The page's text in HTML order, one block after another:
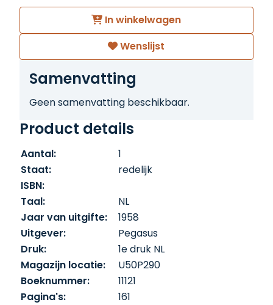
In winkelwagen
Wenslijst
Samenvatting
Geen samenvatting beschikbaar.
Product details
Aantal:
1
Staat:
redelijk
ISBN:
Taal:
NL
Jaar van uitgifte:
1958
Uitgever:
Pegasus
Druk:
1e druk NL
Magazijn locatie:
U50P290
Boeknummer:
11121
Pagina's:
161